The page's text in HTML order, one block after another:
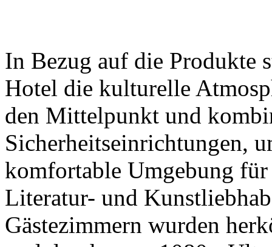
In Bezug auf die Produkte
Hotel die kulturelle
den Mittelpunkt und
Sicherheitseinrichtungen,
komfortable Umgebung
Literatur- und
Gästezimmern wurden